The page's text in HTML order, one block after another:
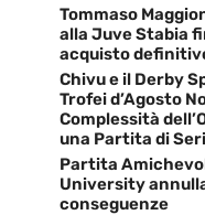
Tommaso
alla Juve Stabia
acquisto
Chivu e il Derby
Trofei d’Agosto
Complessità
una Partita di
Partita
University
conseguenze